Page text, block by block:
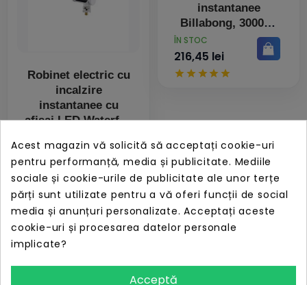
Robinet electric cu
incalzire
instantanee cu
afisaj LED Waterfall
rotatie: 360⁰
222,45 lei
instantanee
Billabong, 3000W,
PRET
ÎN STOC
216,45 lei
Acest magazin vă solicită să acceptați cookie-uri
pentru performanță, media și publicitate. Mediile
sociale și cookie-urile de publicitate ale unor terțe
părți sunt utilizate pentru a vă oferi funcții de social
media și anunțuri personalizate. Acceptați aceste
cookie-uri și procesarea datelor personale
implicate?
Acceptă